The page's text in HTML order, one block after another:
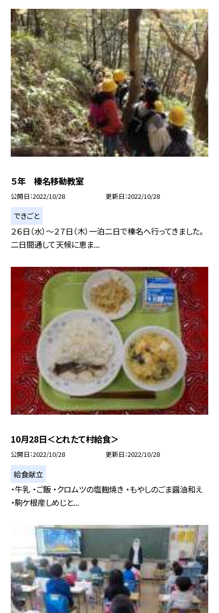
５年 榛名移動教室
公開日 2022/10/28 更新日 2022/10/28
できごと
２６日（水）〜２７日（木）一泊二日で榛名へ行ってきました。
二日間通して天候に恵ま...
10月28日＜とれたて村給食＞
公開日 2022/10/28 更新日 2022/10/28
給食献立
・牛乳 ・ご飯 ・クロムツの塩麹焼き ・もやしのごま醤油和え
・駒ケ根産しめじと...